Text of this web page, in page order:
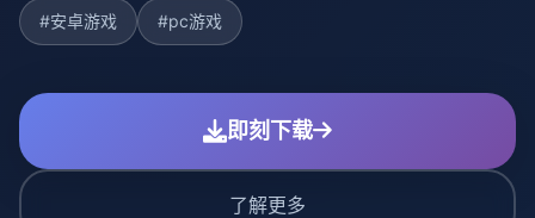
#安卓游戏 #pc游戏
即刻下载
了解更多